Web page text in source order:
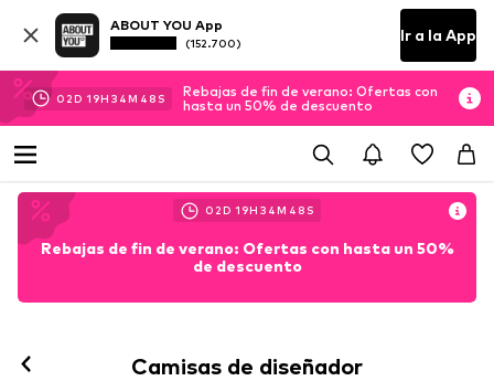
ABOUT YOU App
(152.700) Ir a la App
02D 19H 34M 45 S
Rebajas de fin de verano: Ofertas con
hasta un 50% de descuento
02D 19H 34M 45 S
Rebajas de fin de verano: Ofertas con hasta un 50%
de descuento
Camisas de diseñador